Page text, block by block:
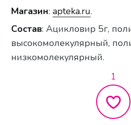
Магазин: apteka.ru.
Состав: Ацикловир 5г,
высокомолекулярный,
низкомолекулярный.
1